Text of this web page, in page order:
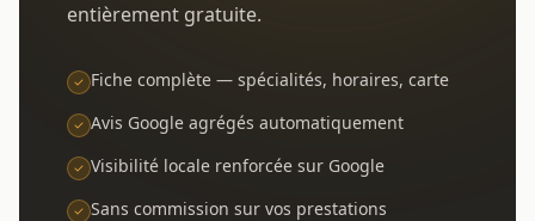
entièrement gratuite.
Fiche complète — spécialités, horaires, carte
Avis Google agrégés automatiquement
Visibilité locale renforcée sur Google
Sans commission sur vos prestations